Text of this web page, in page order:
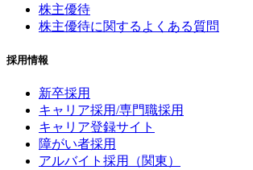
株主優待
株主優待に関するよくある質問
採用情報
新卒採用
キャリア採用/専門職採用
キャリア登録サイト
障がい者採用
アルバイト採用（関東）